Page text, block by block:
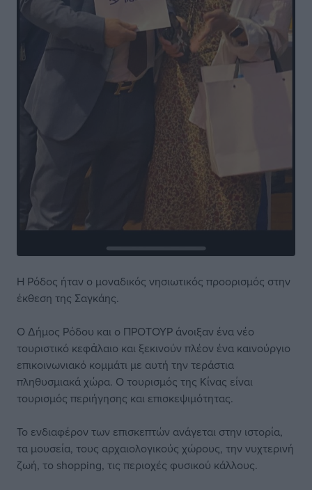
Η Ρόδος ήταν ο μοναδικός νησιωτικός προορισμός στην
έκθεση της Σαγκάης.
Ο Δήμος Ρόδου και ο ΠΡΟΤΟΥΡ άνοιξαν ένα νέο
τουριστικό κεφἀλαιο και ξεκινούν πλέον ένα καινούργιο
επικοινωνιακό κομμάτι με αυτή την τεράστια
πληθυσμιακά χώρα. Ο τουρισμός της Κίνας είναι
τουρισμός περιήγησης και επισκεψιμότητας.
Το ενδιαφέρον των επισκεπτών ανάγεται στην ιστορία,
τα μουσεία, τους αρχαιολογικούς χώρους, την νυχτερινή
ζωή, το shopping, τις περιοχές φυσικού κάλλους.